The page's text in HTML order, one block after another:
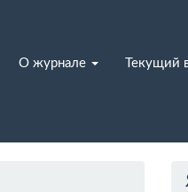
О журнале Текущий